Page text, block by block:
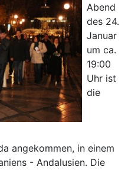
Abend
des 24.
Januar
um ca.
19:00
Uhr ist
die
angekommen, in einem
- Andalusien. Die